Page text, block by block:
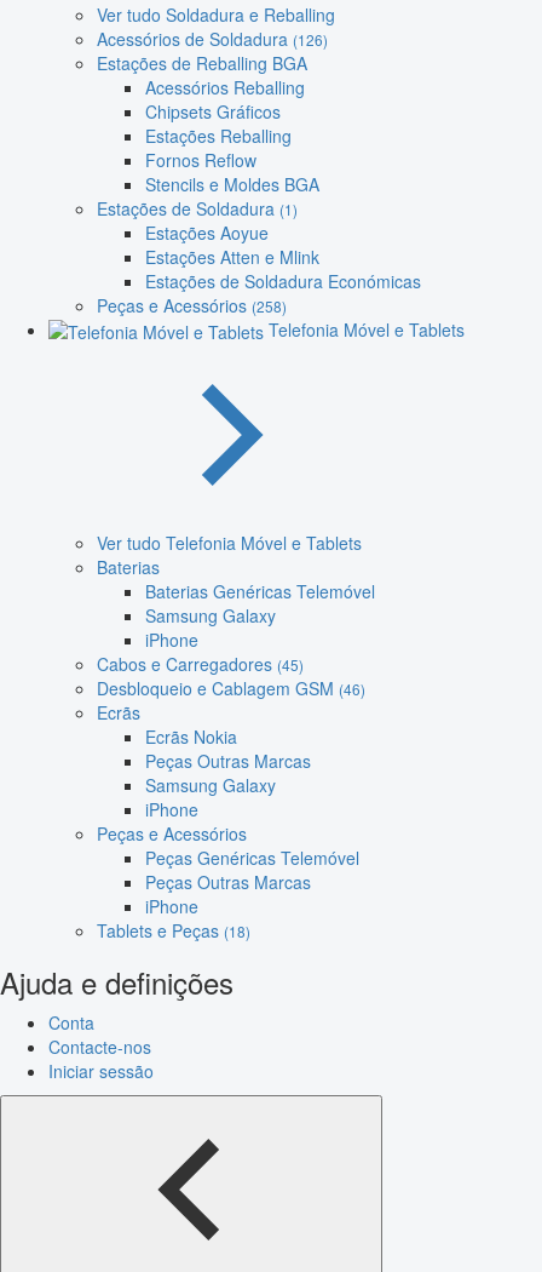
Ver tudo Soldadura e Reballing
Acessórios de Soldadura (126)
Estações de Reballing BGA
Acessórios Reballing
Chipsets Gráficos
Estações Reballing
Fornos Reflow
Stencils e Moldes BGA
Estações de Soldadura (1)
Estações Aoyue
Estações Atten e Mlink
Estações de Soldadura Económicas
Peças e Acessórios (258)
Telefonia Móvel e Tablets
Ver tudo Telefonia Móvel e Tablets
Baterias
Baterias Genéricas Telemóvel
Samsung Galaxy
iPhone
Cabos e Carregadores (45)
Desbloqueio e Cablagem GSM (46)
Ecrãs
Ecrãs Nokia
Peças Outras Marcas
Samsung Galaxy
iPhone
Peças e Acessórios
Peças Genéricas Telemóvel
Peças Outras Marcas
iPhone
Tablets e Peças (18)
Ajuda e definições
Conta
Contacte-nos
Iniciar sessão